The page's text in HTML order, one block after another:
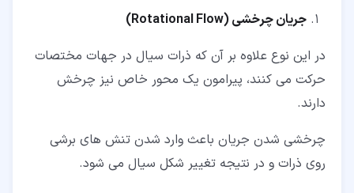
جریان چرخشی (Rotational Flow
)
در این نوع علاوه بر آن که ذرات سیال در جهات مختصات
حرکت می کنند، پیرامون یک محور خاص نیز چرخش
دارند.
چرخشی شدن جریان باعث وارد شدن تنش های برشی
روی ذرات و در نتیجه تغییر شکل سیال می شود.